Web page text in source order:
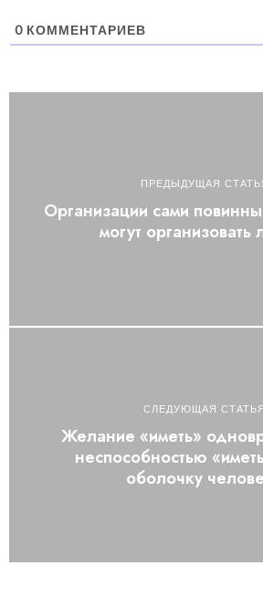
0 КОММЕНТАРИЕВ
ПРЕДЫДУЩАЯ
Организации сами
могут
СЛЕДУЮЩАЯ СТАТЬЯ
Желание «иметь»
неспособностью
оболочку